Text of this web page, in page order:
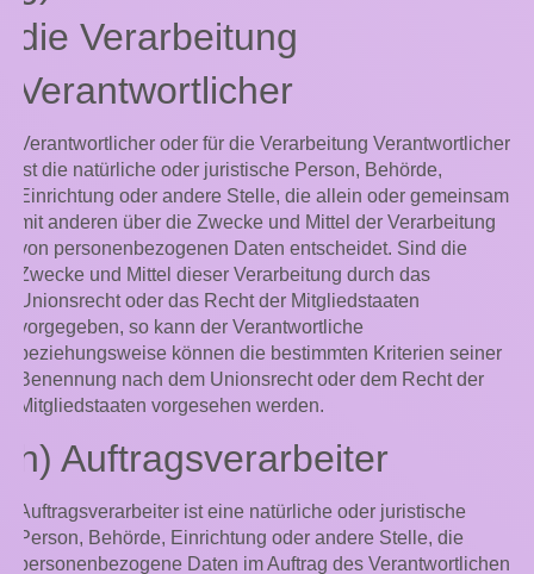
die Verarbeitung
Verantwortlicher
Verantwortlicher oder für die Verarbeitung Verantwortlicher
ist die natürliche oder juristische Person, Behörde,
Einrichtung oder andere Stelle, die allein oder gemeinsam
mit anderen über die Zwecke und Mittel der Verarbeitung
von personenbezogenen Daten entscheidet. Sind die
Zwecke und Mittel dieser Verarbeitung durch das
Unionsrecht oder das Recht der Mitgliedstaaten
vorgegeben, so kann der Verantwortliche
beziehungsweise können die bestimmten Kriterien seiner
Benennung nach dem Unionsrecht oder dem Recht der
Mitgliedstaaten vorgesehen werden.
h) Auftragsverarbeiter
Auftragsverarbeiter ist eine natürliche oder juristische
Person, Behörde, Einrichtung oder andere Stelle, die
personenbezogene Daten im Auftrag des Verantwortlichen